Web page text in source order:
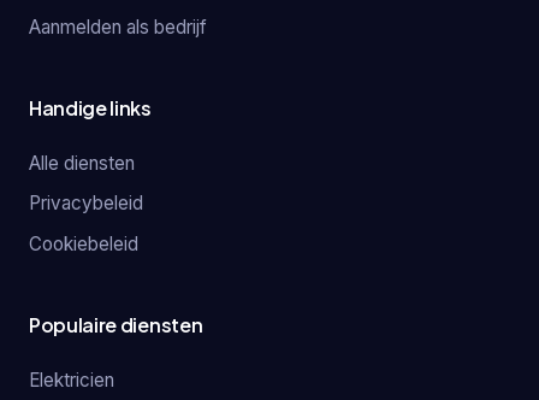
Aanmelden als bedrijf
Handige links
Alle diensten
Privacybeleid
Cookiebeleid
Populaire diensten
Elektricien